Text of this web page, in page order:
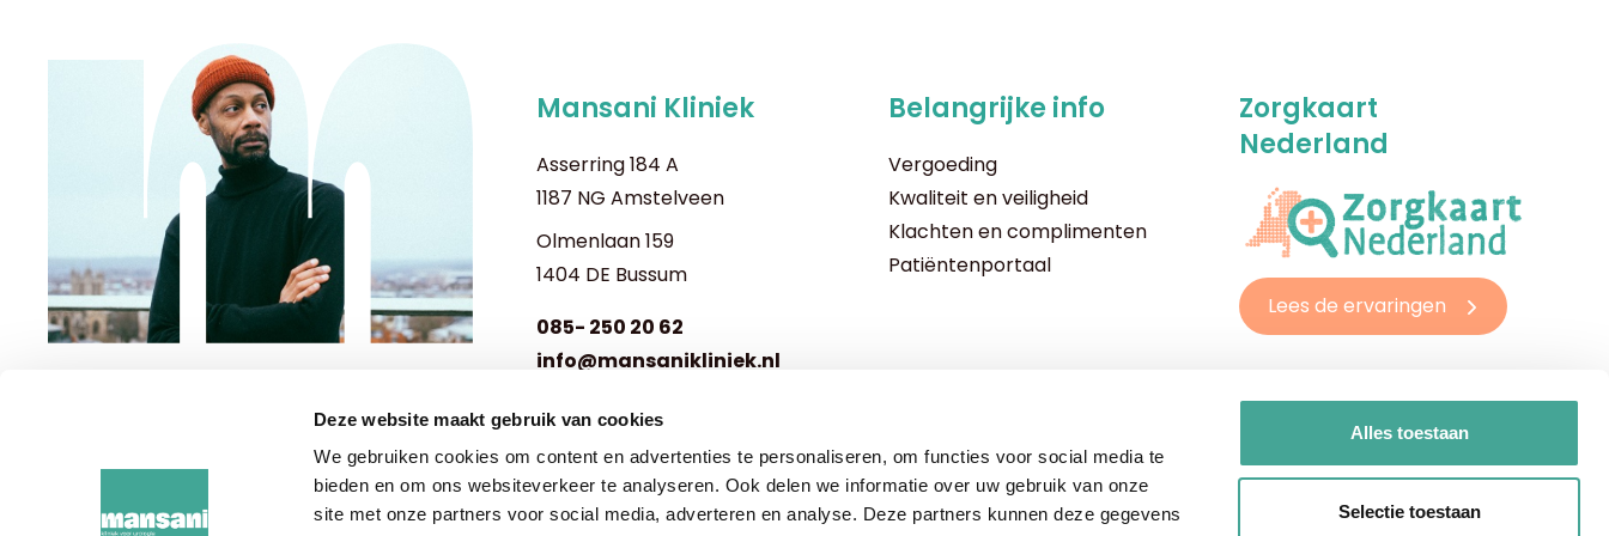
Deze website maakt gebruik van cookies
We gebruiken cookies om content en advertenties te personaliseren, om functies voor social media te
bieden en om ons websiteverkeer te analyseren. Ook delen we informatie over uw gebruik van onze
site met onze partners voor social media, adverteren en analyse. Deze partners kunnen deze gegevens
Alles toestaan
Selectie toestaan
Mansani Kliniek
Asserring 184 A
1187 NG Amstelveen
Olmenlaan 159
1404 DE Bussum
085- 250 20 62
info@mansanikliniek.nl
Openingstijden kliniek:
Ma t/m vrij: 08:00 - 17:00
Telefonisch bereikbaar:
Ma t/m do: 09:00 - 14:00
Belangrijke info
Vergoeding
Kwaliteit en veiligheid
Klachten en complimenten
Patiëntenportaal
Zorgkaart
Nederland
Lees de ervaringen